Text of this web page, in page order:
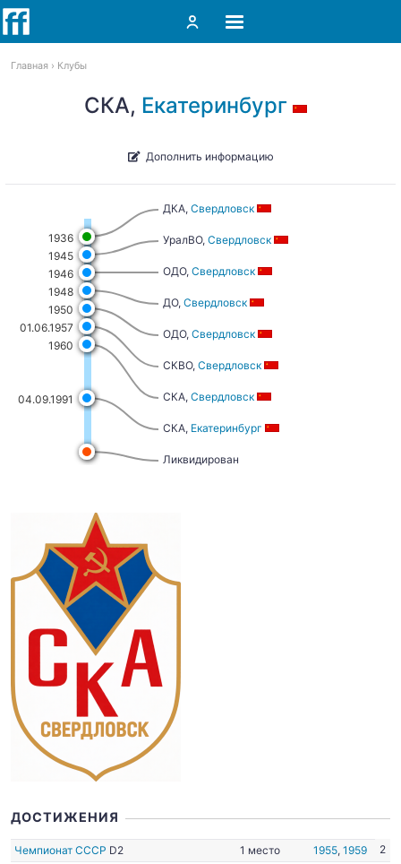
Главная Клубы
СКА, Екатеринбург
Дополнить информацию
1936
1945
1946
1948
1950
01.06.1957
1960
04.09.1991
ДКА, Свердловск
УралВО, Свердловск
ОДО, Свердловск
ДО, Свердловск
ОДО, Свердловск
СКВО, Свердловск
СКА, Свердловск
СКА, Екатеринбург
Ликвидирован
ДОСТИЖЕНИЯ
Чемпионат СССР D2 1 место 1955, 1959
2